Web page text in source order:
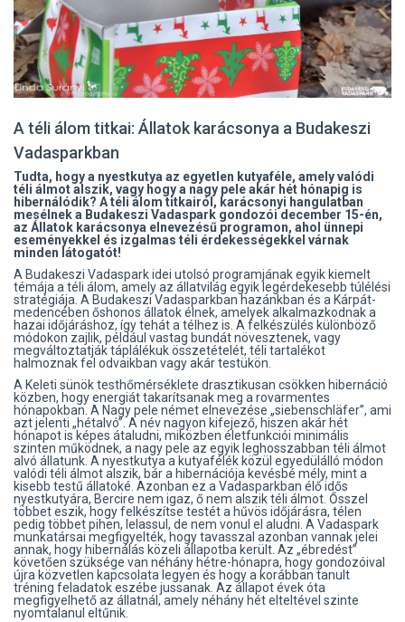
A téli álom titkai: Állatok karácsonya a Budakeszi
Vadasparkban
Tudta, hogy a nyestkutya az egyetlen kutyaféle, amely valódi
téli álmot alszik, vagy hogy a nagy pele akár hét hónapig is
hibernálódik? A téli álom titkairól, karácsonyi hangulatban
mesélnek a Budakeszi Vadaspark gondozói december 15-én,
az Állatok karácsonya elnevezésű programon, ahol ünnepi
eseményekkel és izgalmas téli érdekességekkel várnak
minden látogatót!
A Budakeszi Vadaspark idei utolsó programjának egyik kiemelt
témája a téli álom, amely az állatvilág egyik legérdekesebb túlélési
stratégiája. A Budakeszi Vadasparkban hazánkban és a Kárpát-
medencében őshonos állatok élnek, amelyek alkalmazkodnak a
hazai időjáráshoz, így tehát a télhez is. A felkészülés különböző
módokon zajlik, például vastag bundát növesztenek, vagy
megváltoztatják táplálékuk összetételét, téli tartalékot
halmoznak fel odvaikban vagy akár testükön.
A Keleti sünök testhőmérséklete drasztikusan csökken hibernáció
közben, hogy energiát takarítsanak meg a rovarmentes
hónapokban. A Nagy pele német elnevezése „siebenschläfer”, ami
azt jelenti „hétalvó”. A név nagyon kifejező, hiszen akár hét
hónapot is képes átaludni, miközben életfunkciói minimális
szinten működnek, a nagy pele az egyik leghosszabban téli álmot
alvó állatunk. A nyestkutya a kutyafélék közül egyedülálló módon
valódi téli álmot alszik, bár a hibernációja kevésbé mély, mint a
kisebb testű állatoké. Azonban ez a Vadasparkban élő idős
nyestkutyára, Bercire nem igaz, ő nem alszik téli álmot. Ősszel
többet eszik, hogy felkészítse testét a hűvös időjárásra, télen
pedig többet pihen, lelassul, de nem vonul el aludni. A Vadaspark
munkatársai megfigyelték, hogy tavasszal azonban vannak jelei
annak, hogy hibernálás közeli állapotba került. Az „ébredést”
követően szüksége van néhány hétre-hónapra, hogy gondozóival
újra közvetlen kapcsolata legyen és hogy a korábban tanult
tréning feladatok eszébe jussanak. Az állapot évek óta
megfigyelhető az állatnál, amely néhány hét elteltével szinte
nyomtalanul eltűnik.